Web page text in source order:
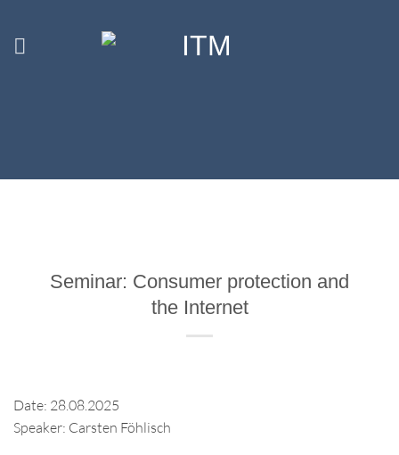
content
Seminar: Consumer protection and
the Internet
Date: 28.08.2025
Speaker: Carsten Föhlisch